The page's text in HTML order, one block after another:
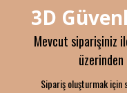
3D
Mevcut siparişiniz
Sipariş oluşturmak için